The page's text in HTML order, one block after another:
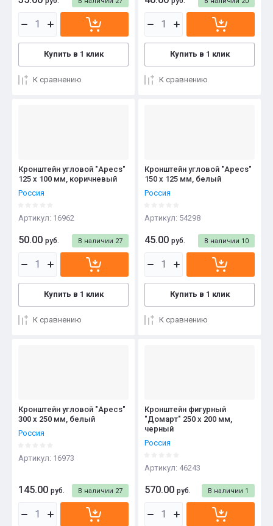
Купить в 1 клик
К сравнению
Купить в 1 клик
К сравнению
Кронштейн угловой "Apecs"
125 x 100 мм, коричневый
Россия
Артикул: 16962
В наличии 27
50.00 руб.
Купить в 1 клик
К сравнению
Кронштейн угловой "Apecs"
150 x 125 мм, белый
Россия
Артикул: 54298
В наличии 10
45.00 руб.
Купить в 1 клик
К сравнению
Кронштейн угловой "Apecs"
300 x 250 мм, белый
Россия
Артикул: 16973
В наличии 27
145.00 руб.
Кронштейн фигурный
"Домарт" 250 x 200 мм,
черный
Россия
Артикул: 46243
В наличии 1
570.00 руб.